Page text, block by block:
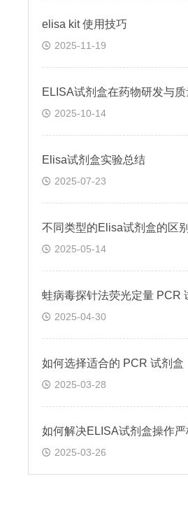
elisa kit 使用技巧
2025-11-19
2025-10-14
Elisa试剂盒实验总结
2025-07-23
不同类型的Elisa试剂盒的区别
2025-05-14
2025-04-30
如何选择适合的 PCR 试剂盒
2025-03-28
2025-03-26